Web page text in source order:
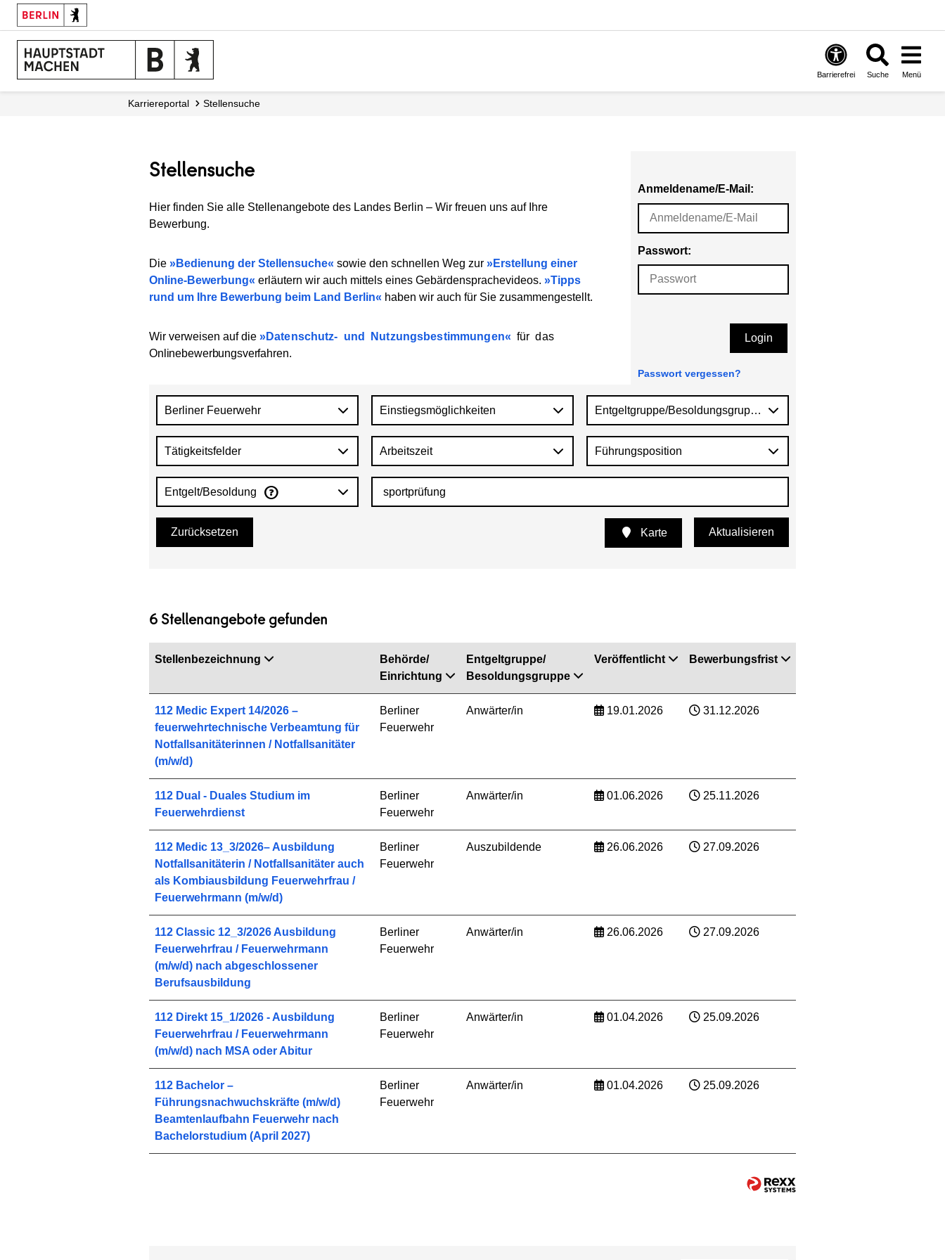
Barrierefrei Suche Menü
Karriereportal Stellensuche
Anmeldename/E-Mail:
Passwort:
Login
Passwort vergessen?
Stellensuche
Hier finden Sie alle Stellenangebote des Landes Berlin – Wir freuen uns auf Ihre
Bewerbung.
Die Bedienung der Stellensuche sowie den schnellen Weg zur
Erstellung einer
Online-Bewerbung
erläutern wir auch mittels eines Gebärdensprachevideos.
Tipps
rund um Ihre Bewerbung beim Land Berlin
haben wir auch für Sie zusammengestellt.
Wir verweisen auf die Datenschutz- und Nutzungsbestimmungen für das
Onlinebewerbungsverfahren.
Berliner Feuerwehr Einstiegsmöglichkeiten Entgeltgruppe/Besoldungsgruppe
Tätigkeitsfelder Arbeitszeit Führungsposition
Entgelt/Besoldung
Zurücksetzen Aktualisieren
Karte
6 Stellenangebote gefunden
Stellenbezeichnung
Behörde/
Einrichtung
Entgeltgruppe/
Besoldungsgruppe
Veröffentlicht Bewerbungsfrist
112 Medic Expert 14/2026 –
feuerwehrtechnische Verbeamtung für
Notfallsanitäterinnen / Notfallsanitäter
(m/w/d)
Berliner
Feuerwehr
Anwärter/in 19.01.2026 31.12.2026
112 Dual - Duales Studium im
Feuerwehrdienst
Berliner
Feuerwehr
Anwärter/in 01.06.2026 25.11.2026
112 Medic 13_3/2026– Ausbildung
Notfallsanitäterin / Notfallsanitäter auch
als Kombiausbildung Feuerwehrfrau /
Feuerwehrmann (m/w/d)
Berliner
Feuerwehr
Auszubildende 26.06.2026 27.09.2026
112 Classic 12_3/2026 Ausbildung
Feuerwehrfrau / Feuerwehrmann
(m/w/d) nach abgeschlossener
Berufsausbildung
Berliner
Feuerwehr
Anwärter/in 26.06.2026 27.09.2026
112 Direkt 15_1/2026 - Ausbildung
Feuerwehrfrau / Feuerwehrmann
(m/w/d) nach MSA oder Abitur
Berliner
Feuerwehr
Anwärter/in 01.04.2026 25.09.2026
112 Bachelor –
Führungsnachwuchskräfte (m/w/d)
Beamtenlaufbahn Feuerwehr nach
Bachelorstudium (April 2027)
Berliner
Feuerwehr
Anwärter/in 01.04.2026 25.09.2026